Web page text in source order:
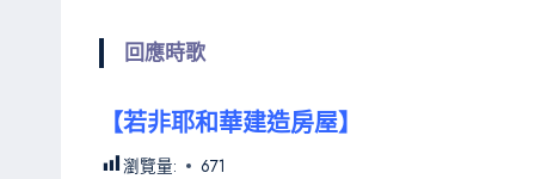
回應時歌
【若非耶和華建造房屋】
瀏覽量: 671